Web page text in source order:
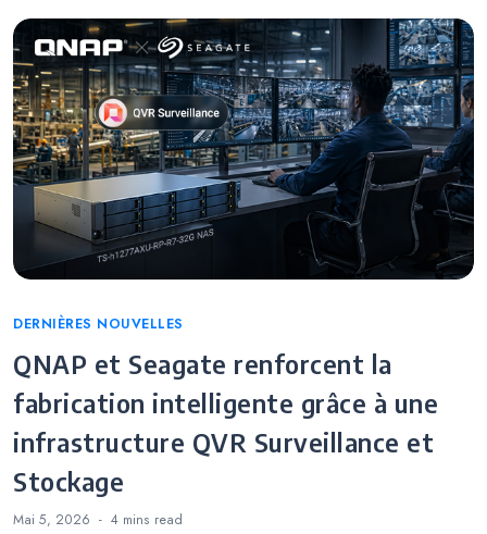
Categories
DERNIÈRES NOUVELLES
QNAP et Seagate renforcent la
fabrication intelligente grâce à une
infrastructure QVR Surveillance et
Stockage
Mai 5, 2026 4 mins read